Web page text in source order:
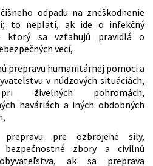
odpadu na zneškodnenie
to neplatí, ak ide o infekčný
ktorý sa vzťahujú pravidlá o
vecí,
prepravu humanitárnej pomoci a
v núdzových situáciách,
živelných pohromách,
haváriách a iných obdobných
prepravu pre ozbrojené sily,
bezpečnostné zbory a civilnú
ak sa preprava